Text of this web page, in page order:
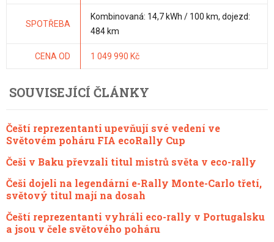
SPOTŘEBA
Kombinovaná: 14,7 kWh / 100 km, dojezd:
484 km
CENA OD 1 049 990 Kč
SOUVISEJÍCÍ ČLÁNKY
Čeští reprezentanti upevňují své vedení ve
Světovém poháru FIA ecoRally Cup
Češi v Baku převzali titul mistrů světa v eco-rally
Češi dojeli na legendární e-Rally Monte-Carlo třetí,
světový titul mají na dosah
Čeští reprezentanti vyhráli eco-rally v Portugalsku
a jsou v čele světového poháru